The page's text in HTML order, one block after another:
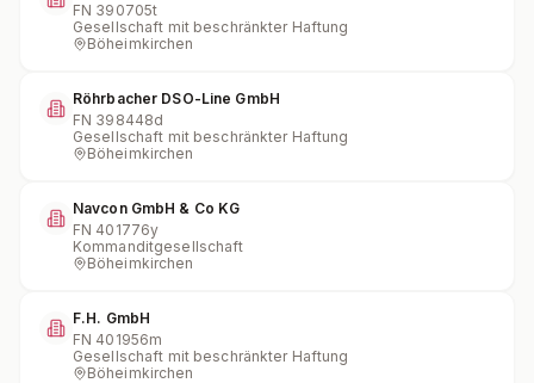
FN 390705t
Gesellschaft mit beschränkter Haftung
Böheimkirchen
Röhrbacher DSO-Line GmbH
FN 398448d
Gesellschaft mit beschränkter Haftung
Böheimkirchen
Navcon GmbH & Co KG
FN 401776y
Kommanditgesellschaft
Böheimkirchen
F.H. GmbH
FN 401956m
Gesellschaft mit beschränkter Haftung
Böheimkirchen